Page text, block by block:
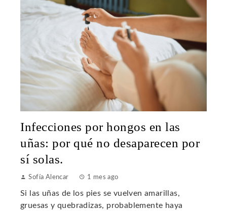
Infecciones por hongos en las
uñas: por qué no desaparecen por
sí solas.
Sofía Alencar 1 mes ago
Si las uñas de los pies se vuelven amarillas,
gruesas y quebradizas, probablemente haya